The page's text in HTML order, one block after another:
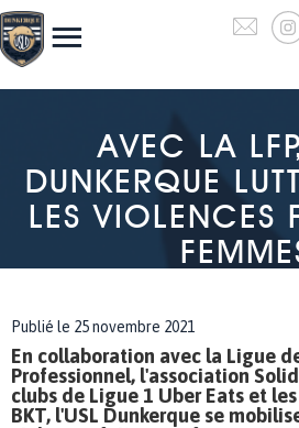
AVEC LA
DUNKERQUE
LES VIOLENCES
Publié le 25 novembre 2021
En collaboration avec la Ligue
Professionnel, l'association
clubs de Ligue 1 Uber Eats et
BKT, l'USL Dunkerque se